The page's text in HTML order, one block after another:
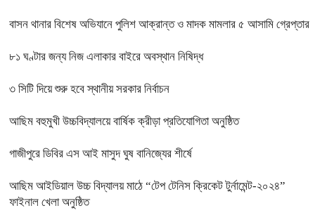
বাসন থানার বিশেষ অভিযানে পুলিশ আক্রান্ত ও মাদক মামলার ৫ আসামি গ্রেপ্তার
৮১ ঘণ্টার জন্য নিজ এলাকার বাইরে অবস্থান নিষিদ্ধ
৩ সিটি দিয়ে শুরু হবে স্থানীয় সরকার নির্বাচন
আছিম বহুমুখী উচ্চবিদ্যালয়ে বার্ষিক ক্রীড়া প্রতিযোগিতা অনুষ্ঠিত
গাজীপুরে ডিবির এস আই মাসুদ ঘুষ বানিজ্যের শীর্ষে
আছিম আইডিয়াল উচ্চ বিদ্যালয় মাঠে “টেপ টেনিস ক্রিকেট টুর্নামেন্ট-২০২৪”
ফাইনাল খেলা অনুষ্ঠিত